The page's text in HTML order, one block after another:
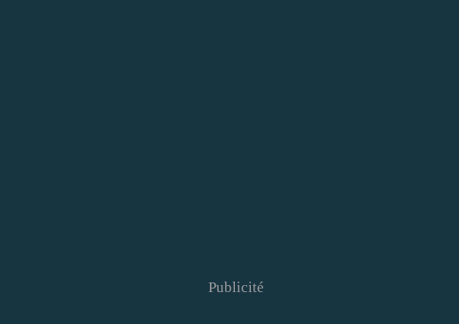
Publicité